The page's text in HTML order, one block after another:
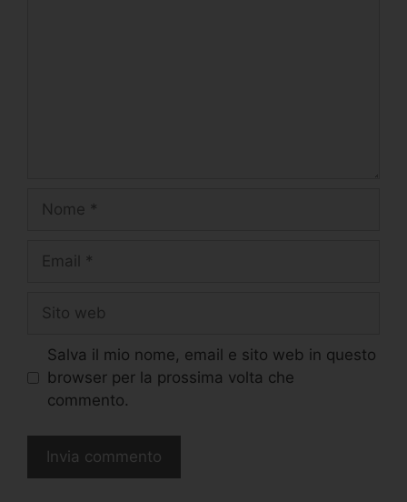
Salva il mio nome, email e sito web in questo
browser per la prossima volta che
commento.